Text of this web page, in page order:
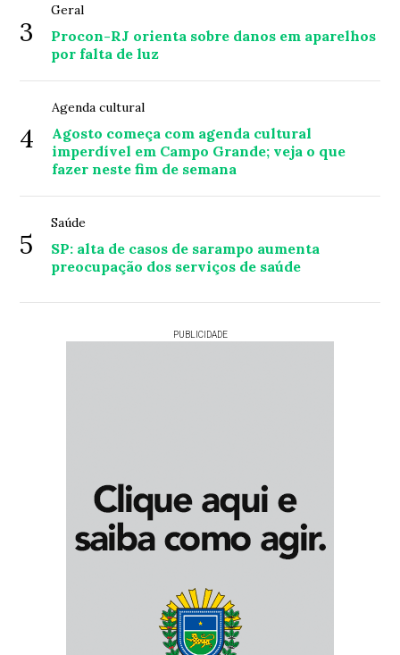
3
Geral
Procon-RJ orienta sobre danos em aparelhos
por falta de luz
4
Agenda cultural
Agosto começa com agenda cultural
imperdível em Campo Grande; veja o que
fazer neste fim de semana
5
Saúde
SP: alta de casos de sarampo aumenta
preocupação dos serviços de saúde
PUBLICIDADE